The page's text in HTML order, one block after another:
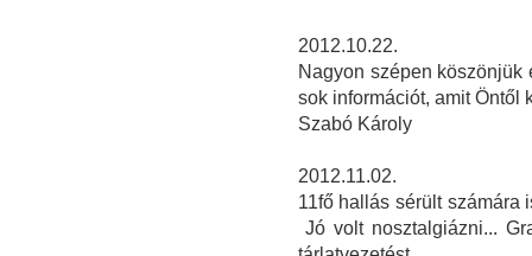
2012.10.22.
Nagyon szépen
sok információt, amit
Szabó Károly
2012.11.02.
11fő hallás sérült számára
Jó volt nosztalgiázni...